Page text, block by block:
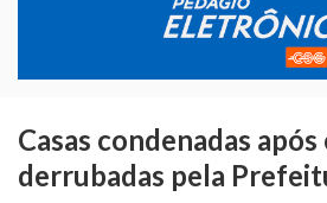
Casas condenadas
derrubadas pela